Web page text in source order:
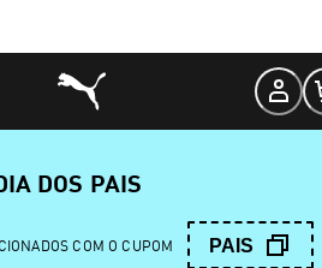
DOS PAIS
COM O CUPOM PAIS